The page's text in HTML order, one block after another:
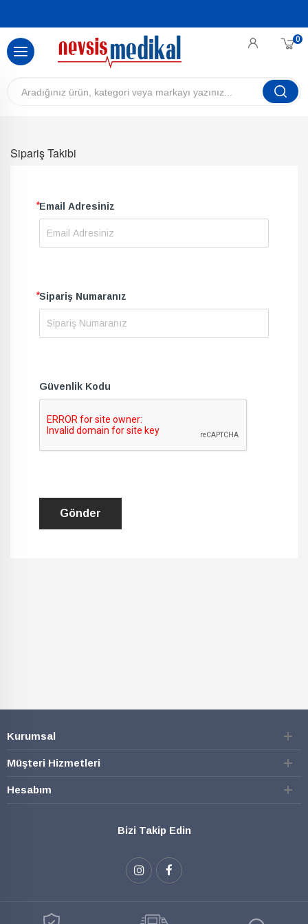
0
Sipariş Takibi
Email Adresiniz
*
Sipariş Numaranız
*
Güvenlik Kodu
Kurumsal
Müşteri Hizmetleri
Hesabım
Bizi Takip Edin